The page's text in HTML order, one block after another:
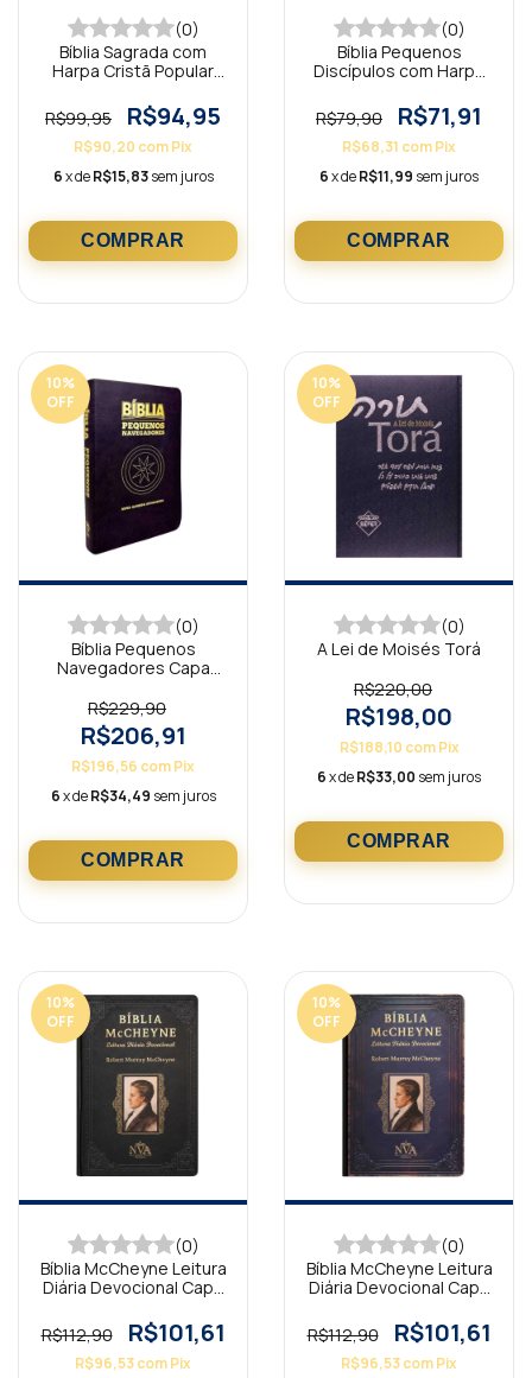
(0)
Bíblia Sagrada com
Harpa Cristã Popular
R$99,95
R$94,95
R$90,20 comPix
6x deR$15,83 sem juros
(0)
Bíblia Pequenos
Discípulos com Harpa
R$79,90
R$71,91
R$68,31 comPix
6x deR$11,99 sem juros
10%
OFF
(0)
Bíblia Pequenos
Navegadores Capa
R$229,90
R$206,91
R$196,56 comPix
6x deR$34,49 sem juros
10%
OFF
(0)
A Lei de Moisés Torá
R$220,00
R$198,00
R$188,10 com Pix
6x deR$33,00 sem juros
10%
OFF
(0)
Bíblia McCheyne Leitura
Diária Devocional Capa
R$112,90
R$101,61
R$96,53comPix
10%
OFF
(0)
Bíblia McCheyne Leitura
Diária Devocional Capa
R$112,90
R$101,61
R$96,53comPix